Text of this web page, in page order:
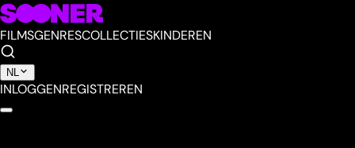
FILMSGENRESCOLLECTIESKINDEREN
NL
INLOGGENREGISTREREN